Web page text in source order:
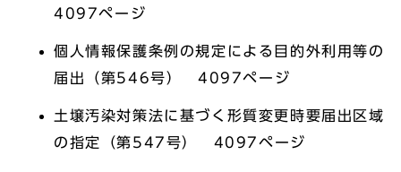
4097ページ
個人情報保護条例の規定による目的外利用等の
届出（第546号） 4097ページ
土壌汚染対策法に基づく形質変更時要届出区域
の指定（第547号） 4097ページ